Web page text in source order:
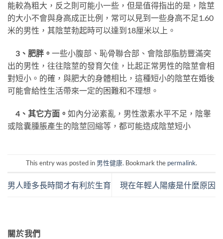
能較為粗大，反之則可能小一些，但是值得指出的是，陰莖
的大小不會與身高成正比例，常可以見到一些身高不足1.60
米的男性，其陰莖勃起時可以達到18厘米以上。
3、肥胖。 一些小腹部、恥骨聯合部、會陰部脂肪豐滿突
出的男性，往往陰莖的發育欠佳，比起正常男性的陰莖會相
對短小。的確，與肥大的身體相比，這種短小的陰莖在婚後
可能會給性生活帶來一定的困難和不理想。
4、其它方面。 如內分泌紊亂，男性激素水平不足，陰睾
或陰囊腫脹產生的陰莖回縮等，都可能造成陰莖短小
This entry was posted in 男性健康. Bookmark the permalink.
男人睡多長時間才有利於生育 現在年輕人陽痿是什麼原因
關於我們